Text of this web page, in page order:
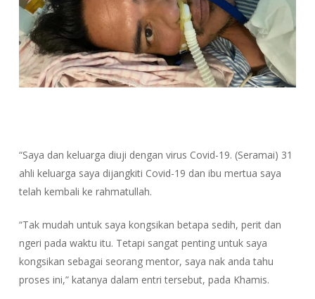
“Saya dan keluarga diuji dengan virus Covid-19. (Seramai) 31
ahli keluarga saya dijangkiti Covid-19 dan ibu mertua saya
telah kembali ke rahmatullah.
“Tak mudah untuk saya kongsikan betapa sedih, perit dan
ngeri pada waktu itu. Tetapi sangat penting untuk saya
kongsikan sebagai seorang mentor, saya nak anda tahu
proses ini,” katanya dalam entri tersebut, pada Khamis.